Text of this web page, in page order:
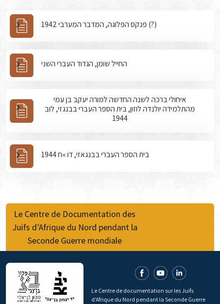
פנקס הפלוגה, המדבר המערבי 1942 (?)
החייל שומן, הגדוד העברי השני
איחולי ברכה לשנה החדשה למורה יעקב בן עמי
מהתלמידה יולנדה לוזון, בית הספר העברי בבנגזי, לוב
1944
בית הספר העברי בבנגאזי, דו »ח 1944
Le Centre de Documentation des
Juifs d’Afrique du Nord pendant la
Seconde Guerre mondiale
Le Centre de documentation sur les Juifs
d'Afrique du Nord pendant la Seconde Guerre